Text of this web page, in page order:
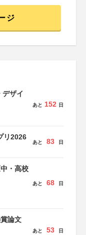
ジ
ザイ
あと 152 日
リ2026
あと 83 日
・高校
あと 68 日
論文
あと 53 日